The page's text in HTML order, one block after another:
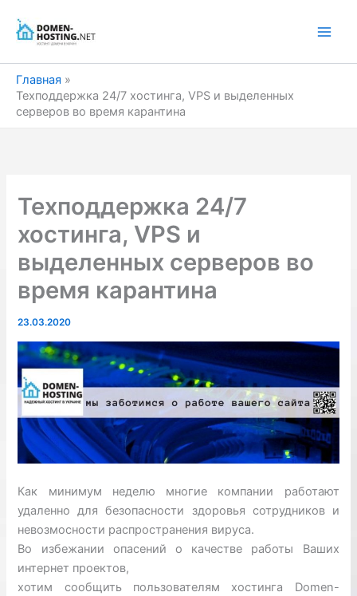
содержимому
Главная
Техподдержка 24/7 хостинга, VPS и выделенных
серверов во время карантина
Техподдержка 24/7
хостинга, VPS и
выделенных серверов во
время карантина
23.03.2020
Как минимум неделю многие компании работают
удаленно для безопасности здоровья сотрудников и
невозмосности распространения вируса.
Во избежании опасений о качестве работы Ваших
интернет проектов,
хотим сообщить пользователям хостинга Domen-